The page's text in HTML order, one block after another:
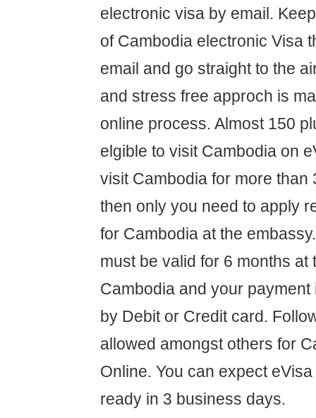
electronic visa by email.
of Cambodia electronic Visa
email and go straight to the
and stress free approch is
online process. Almost 150
elgible to visit Cambodia on
visit Cambodia for more than
then only you need to apply
for Cambodia at the
must be valid for 6 months at
Cambodia and your
by Debit or Credit card.
allowed amongst others for
Online. You can expect
ready in 3 business days.